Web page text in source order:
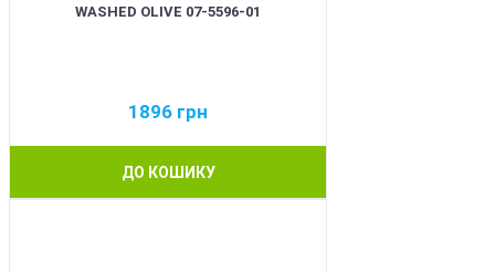
WASHED OLIVE 07-5596-01
1896 грн
ДО КОШИКУ